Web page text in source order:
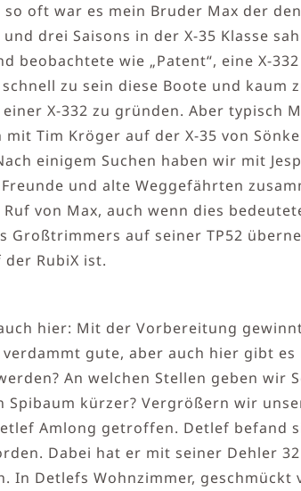
oft war es mein Bruder Max der
drei Saisons in der X-35 Klasse
beobachtete wie „Patent“, eine X-
zu sein diese Boote und kaum
X-332 zu gründen. Aber typisch
Tim Kröger auf der X-35 von
einigem Suchen haben wir mit
und alte Weggefährten
von Max, auch wenn dies
auf seiner TP52
RubiX ist.
hier: Mit der Vorbereitung
gute, aber auch hier gibt
An welchen Stellen geben wir
kürzer? Vergrößern wir
Amlong getroffen. Detlef befand
Dabei hat er mit seiner Dehler
In Detlefs Wohnzimmer,